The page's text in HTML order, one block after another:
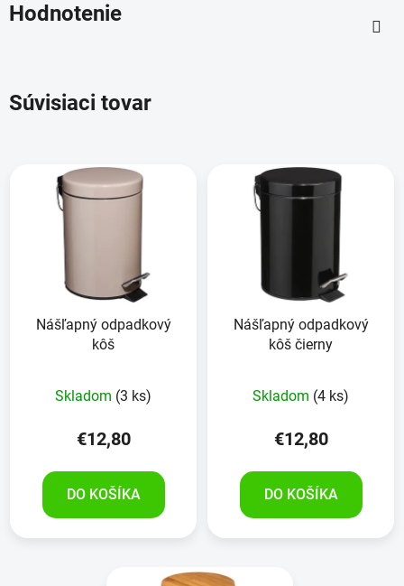
Hodnotenie
Súvisiaci tovar
Nášľapný odpadkový
kôš
Skladom (3 ks)
€12,80
DO KOŠÍKA
Nášľapný odpadkový
kôš čierny
Skladom (4 ks)
€12,80
DO KOŠÍKA